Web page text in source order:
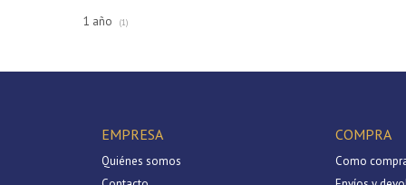
1 año (1)
EMPRESA
Quiénes somos
COMPRA
Como